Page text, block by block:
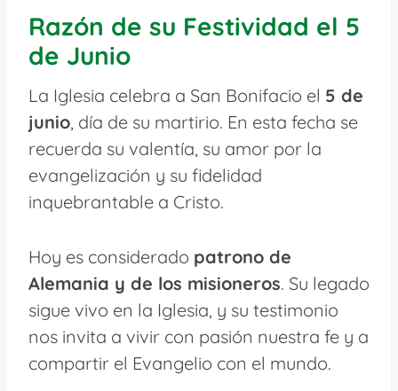
Razón de su Festividad el 5
de Junio
La Iglesia celebra a San Bonifacio el 5 de
junio, día de su martirio. En esta fecha se
recuerda su valentía, su amor por la
evangelización y su fidelidad
inquebrantable a Cristo.
Hoy es considerado patrono de
Alemania y de los misioneros. Su legado
sigue vivo en la Iglesia, y su testimonio
nos invita a vivir con pasión nuestra fe y a
compartir el Evangelio con el mundo.